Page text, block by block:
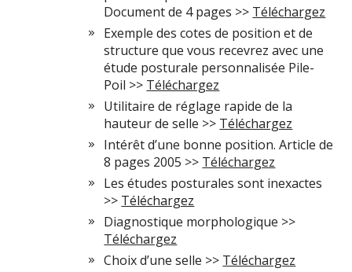
Document de 4 pages >> Téléchargez
Exemple des cotes de position et de
structure que vous recevrez avec une
étude posturale personnalisée Pile-
Poil >> Téléchargez
Utilitaire de réglage rapide de la
hauteur de selle >> Téléchargez
Intérêt d’une bonne position. Article de
8 pages 2005 >> Téléchargez
Les études posturales sont inexactes
>> Téléchargez
Diagnostique morphologique >>
Téléchargez
Choix d’une selle >> Téléchargez